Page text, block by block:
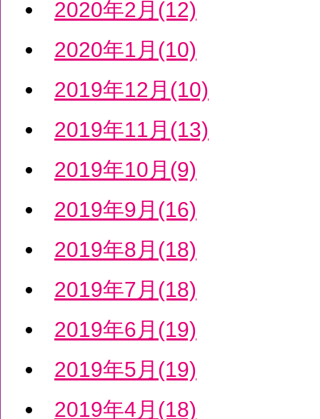
2020年2月(12)
2020年1月(10)
2019年12月(10)
2019年11月(13)
2019年10月(9)
2019年9月(16)
2019年8月(18)
2019年7月(18)
2019年6月(19)
2019年5月(19)
2019年4月(18)